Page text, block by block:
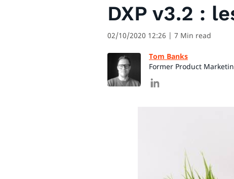
DXP v3.2 :
02/10/2020 12:26 | 7 Min read
Tom Banks
Former Product